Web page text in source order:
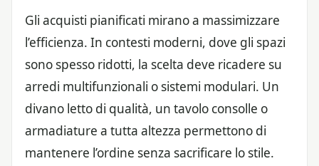
Gli acquisti pianificati mirano a massimizzare
l’efficienza. In contesti moderni, dove gli spazi
sono spesso ridotti, la scelta deve ricadere su
arredi multifunzionali o sistemi modulari. Un
divano letto di qualità, un tavolo consolle o
armadiature a tutta altezza permettono di
mantenere l’ordine senza sacrificare lo stile.